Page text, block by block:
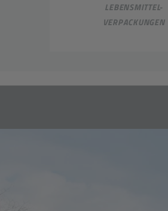
LEBENSMITTEL-
VERPACKUNGEN